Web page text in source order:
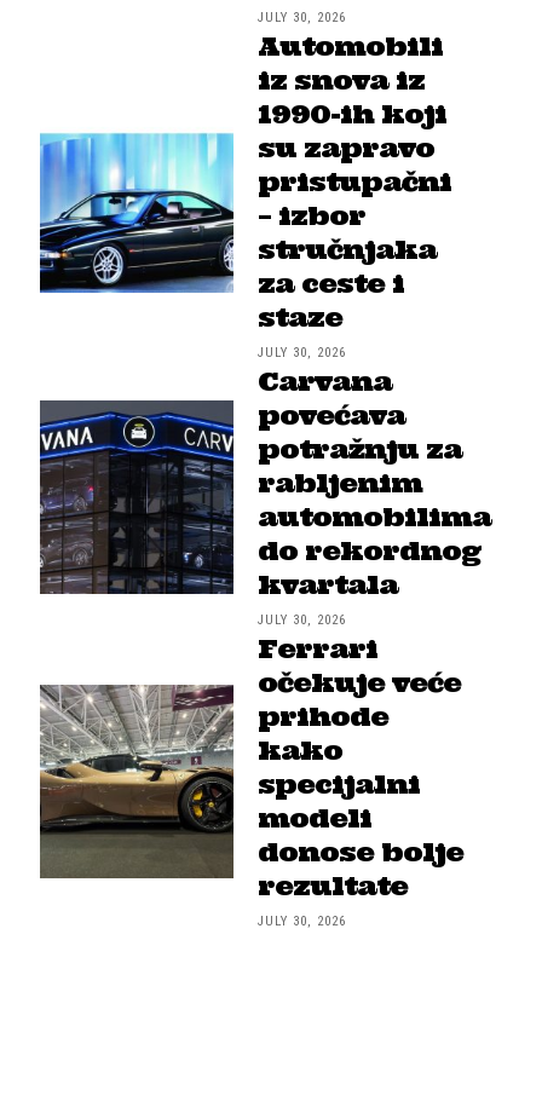
JULY 30, 2026
Automobili
iz snova iz
1990-ih koji
su zapravo
pristupačni
– izbor
stručnjaka
za ceste i
staze
JULY 30, 2026
Carvana
povećava
potražnju za
rabljenim
automobilima
do rekordnog
kvartala
JULY 30, 2026
Ferrari
očekuje veće
prihode
kako
specijalni
modeli
donose bolje
rezultate
JULY 30, 2026